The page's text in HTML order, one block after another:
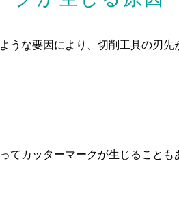
うな要因により、切削工具の刃先
てカッターマークが生じること